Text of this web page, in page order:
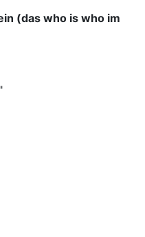
(das who is who im